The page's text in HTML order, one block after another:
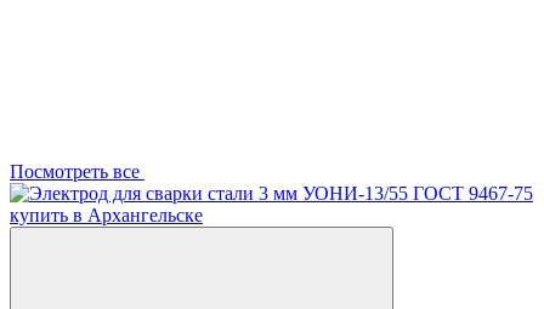
Посмотреть все